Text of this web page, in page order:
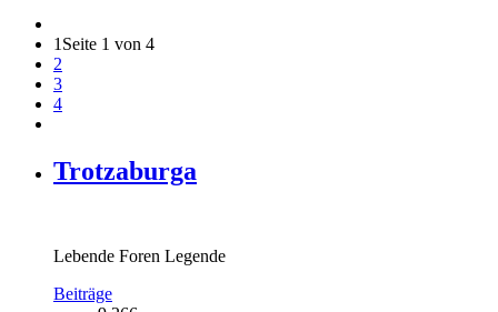
1 Seite 1 von 4
2
3
4
Trotzaburga
Lebende Foren Legende
Beiträge